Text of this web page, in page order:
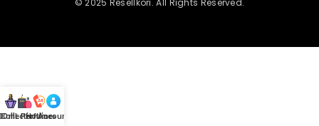
mL Perfumes
Hotline
Account